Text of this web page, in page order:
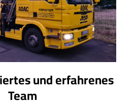
und erfahrenes
Team